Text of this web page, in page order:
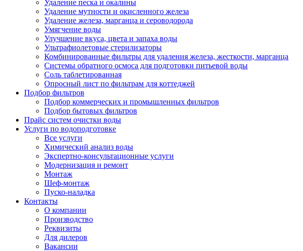
Удаление песка и окалины
Удаление мутности и окисленного железа
Удаление железа, марганца и сероводорода
Умягчение воды
Улучшение вкуса, цвета и запаха воды
Ультрафиолетовые стерилизаторы
Комбинированные фильтры для удаления железа, жесткости, марганца
Системы обратного осмоса для подготовки питьевой воды
Соль таблетированная
Опросный лист по фильтрам для коттеджей
Подбор фильтров
Подбор коммерческих и промышленных фильтров
Подбор бытовых фильтров
Прайс систем очистки воды
Услуги по водоподготовке
Все услуги
Химический анализ воды
Экспертно-консультационные услуги
Модернизация и ремонт
Монтаж
Шеф-монтаж
Пуско-наладка
Контакты
О компании
Производство
Реквизиты
Для дилеров
Вакансии